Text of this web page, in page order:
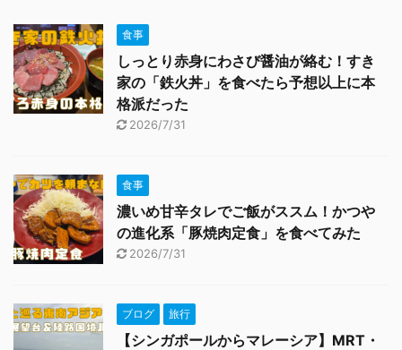
食事
しっとり赤身にわさび醤油が絡む！すき
家の「鉄火丼」を食べたら予想以上に本
格派だった
2026/7/31
食事
濃いめ甘辛タレでご飯がススム！かつや
の進化系「豚焼肉定食」を食べてみた
2026/7/31
ブログ 旅行
【シンガポールからマレーシア】MRT・